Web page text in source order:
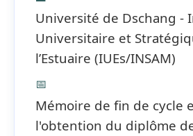
Université de Dschang -
Universitaire et
l’Estuaire (IUEs/INSAM)
📅
Mémoire de fin de cycle
l'obtention du diplôme